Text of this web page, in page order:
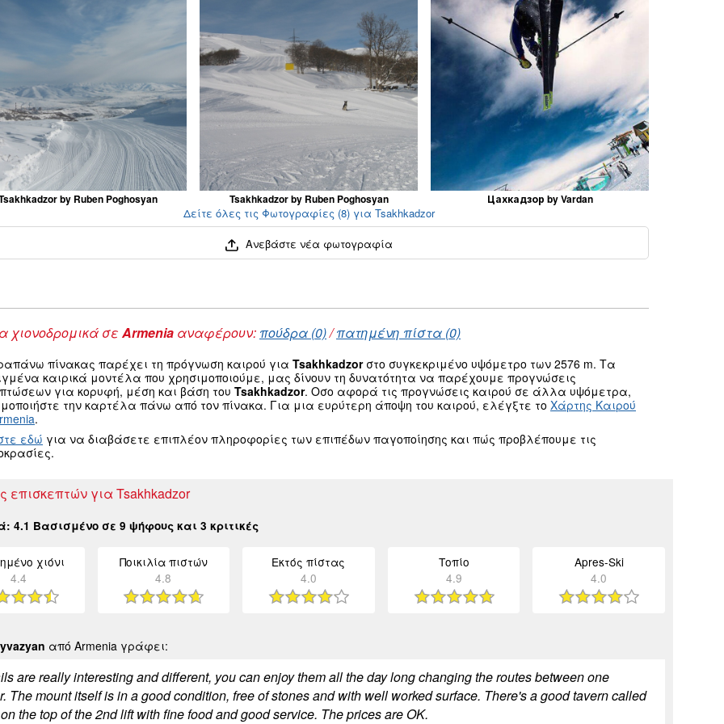
by Ruben Poghosyan Tsakhkadzor by Ruben Poghosyan Цахкадзор by Vardan
Δείτε όλες τις Φωτογραφίες (8) για Tsakhkadzor
Ανεβάστε νέα φωτογραφία
χιονοδρομικά σε Armenia αναφέρουν: πούδρα (0)/πατημένη πίστα (0)
πίνακας παρέχει τη πρόγνωση καιρού για Tsakhkadzorστο συγκεκριμένο υψόμετρο των 2576 m. Τα
καιρικά μοντέλα που χρησιμοποιούμε, μας δίνουν τη δυνατότητα να παρέχουμε προγνώσεις
για κορυφή, μέση και βάση του Tsakhkadzor. Οσο αφορά τις προγνώσεις καιρού σε άλλα υψόμετρα,
την καρτέλα πάνω από τον πίνακα. Για μια ευρύτερη άποψη του καιρού, ελέγξτε το Χάρτης Καιρού
.
εδώ για να διαβάσετε επιπλέον πληροφορίες των επιπέδων παγοποίησης και πώς προβλέπουμε τις
επισκεπτών για Tsakhkadzor
4.1 Βασισμένο σε 9 ψήφους και 3 κριτικές
χιόνι
4.4
Ποικιλία πιστών
4.8
Εκτός πίστας
4.0
Τοπίο
4.9
Apres-Ski
4.0
από Armenia γράφει:
are really interesting and different, you can enjoy them all the day long changing the routes between one
The mount itself is in a good condition, free of stones and with well worked surface. There's a good tavern called
the top of the 2nd lift with fine food and good service. The prices are OK.